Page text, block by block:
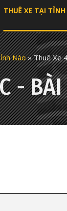
THUÊ XE TẠI
Nào»Thuê Xe
- BÀI